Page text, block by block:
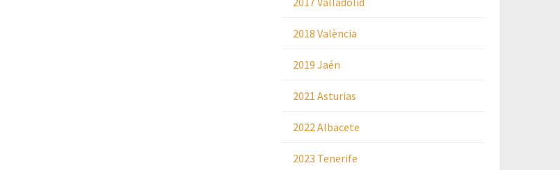
2018 València
2019 Jaén
2021 Asturias
2022 Albacete
2023 Tenerife